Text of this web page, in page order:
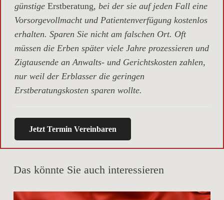
günstige Erstberatung, bei der sie auf jeden Fall eine
Vorsorgevollmacht und Patientenverfügung kostenlos
erhalten. Sparen Sie nicht am falschen Ort. Oft
müssen die Erben später viele Jahre prozessieren und
Zigtausende an Anwalts- und Gerichtskosten zahlen,
nur weil der Erblasser die geringen
Erstberatungskosten sparen wollte.
Jetzt Termin Vereinbaren
Das könnte Sie auch interessieren